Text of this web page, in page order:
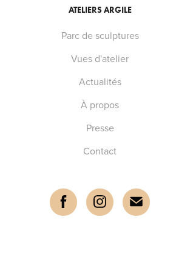
ATELIERS ARGILE
Parc de sculptures
Vues d'atelier
Actualités
À propos
Presse
Contact